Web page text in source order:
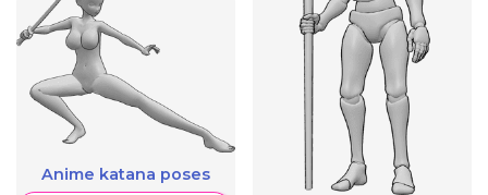
Anime katana poses